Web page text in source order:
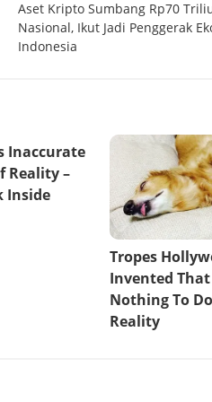
Aset Kripto Sumbang Rp70
Nasional, Ikut Jadi Penggerak
Indonesia